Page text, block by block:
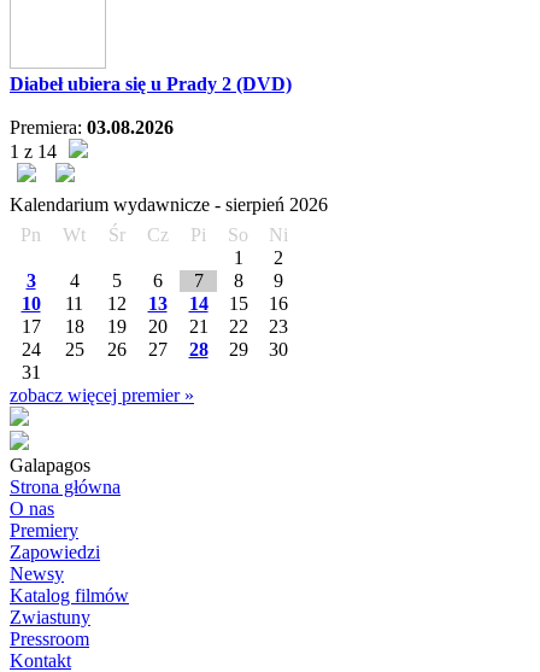
Diabeł ubiera się u Prady 2 (DVD)
Premiera: 03.08.2026
1 z 14
Kalendarium wydawnicze - sierpień 2026
Pn
Wt Śr Cz Pi So
Ni
1
2
3
4 5 6 7 8
9
10
11 12 13 14 15
16
17
18 19 20 21 22
23
24
25 26 27 28 29
30
31
zobacz więcej premier »
Galapagos
Strona główna
O nas
Premiery
Zapowiedzi
Newsy
Katalog filmów
Zwiastuny
Pressroom
Kontakt